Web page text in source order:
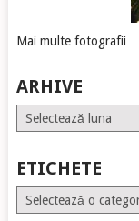
Mai multe fotografii
ARHIVE
Arhive
ETICHETE
Etichete